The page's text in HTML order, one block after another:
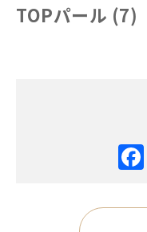
TOPパール (7)